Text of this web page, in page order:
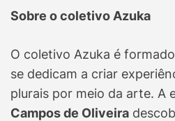
Sobre o coletivo Azuka
O coletivo Azuka é
se dedicam a criar
plurais por meio da arte. A
Campos de Oliveira